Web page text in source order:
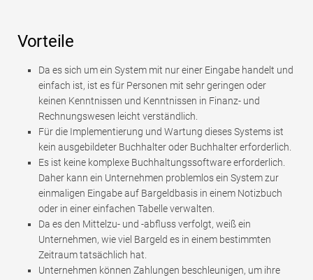
Vorteile
Da es sich um ein System mit nur einer Eingabe handelt und
einfach ist, ist es für Personen mit sehr geringen oder
keinen Kenntnissen und Kenntnissen in Finanz- und
Rechnungswesen leicht verständlich.
Für die Implementierung und Wartung dieses Systems ist
kein ausgebildeter Buchhalter oder Buchhalter erforderlich.
Es ist keine komplexe Buchhaltungssoftware erforderlich.
Daher kann ein Unternehmen problemlos ein System zur
einmaligen Eingabe auf Bargeldbasis in einem Notizbuch
oder in einer einfachen Tabelle verwalten.
Da es den Mittelzu- und -abfluss verfolgt, weiß ein
Unternehmen, wie viel Bargeld es in einem bestimmten
Zeitraum tatsächlich hat.
Unternehmen können Zahlungen beschleunigen, um ihre